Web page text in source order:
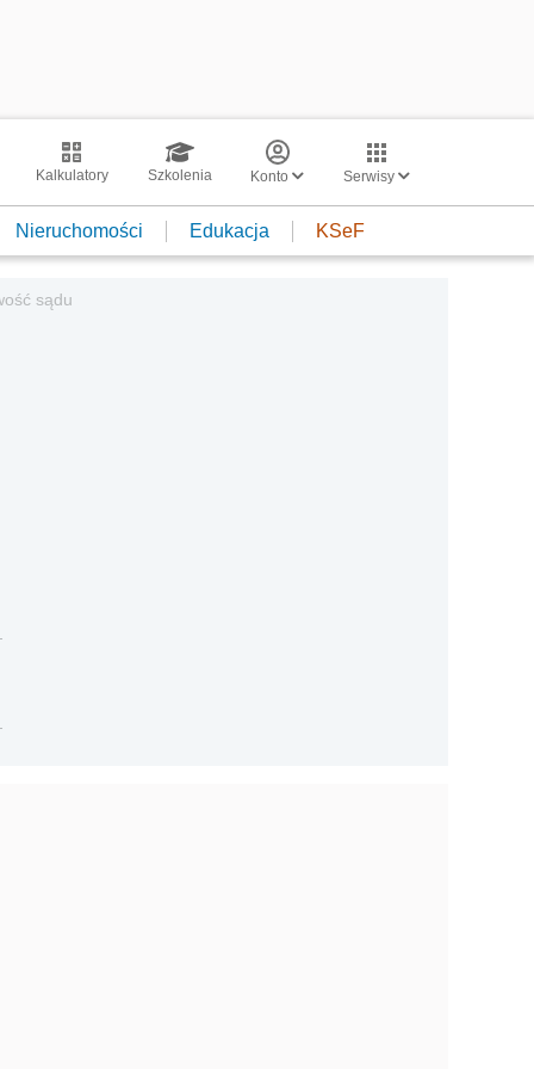
Kalkulatory Szkolenia Konto Serwisy
Nieruchomości Edukacja KSeF
sądu